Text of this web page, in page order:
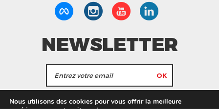
NEWSLETTER
J'accepte de recevoir les actualités et les
Nous utilisons des cookies pour vous offrir la meilleure